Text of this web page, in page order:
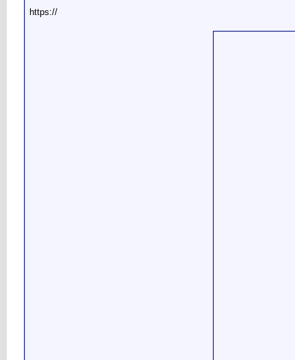
https://